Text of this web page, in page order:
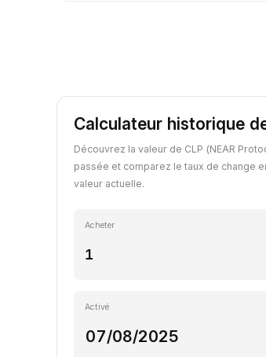
Calculateur historique
Découvrez la valeur de CLP (NEAR
passée et comparez le taux de change
valeur actuelle.
Acheter
Activé